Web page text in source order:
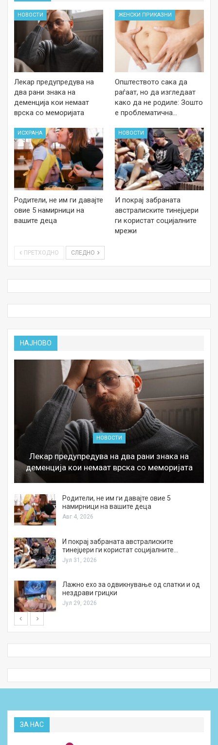
НОВОСТИ
Лекар предупредува на
два рани знака на
деменција кои немаат
врска со меморијата
ЖЕНСКИ ПРИКАЗНИ
Општеството сака да
раѓаат, но да изгледаат
како да не родиле: Зошто
е проблематична…
ИСХРАНА
Родители, не им ги давајте
овие 5 намирници на
вашите деца
НОВОСТИ
И покрај забраната
австралиските тинејџери
ги користат социјалните
мрежи
ПРЕТХОДНО СЛЕДНО
НАЈНОВО
НОВОСТИ
Лекар предупредува на два рани знака на
деменција кои немаат врска со меморијата
Родители, не им ги давајте овие 5
намирници на вашите деца
Авг 4, 2026
И покрај забраната австралиските
тинејџери ги користат социјалните…
Јул 31, 2026
Лажно ехо за одвикнување од слатки и од
нездрави грицки
Јул 29, 2026
ЗА НАС